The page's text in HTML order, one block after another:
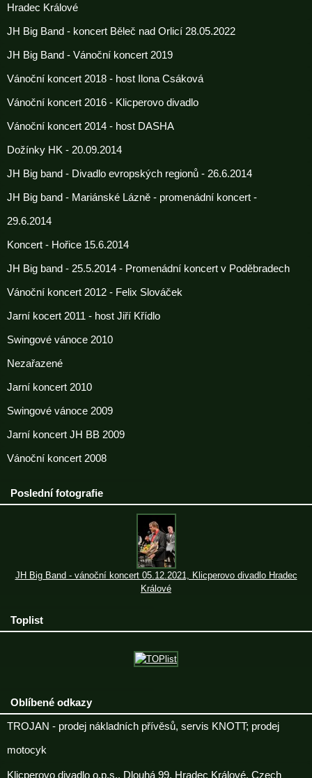
Hradec Králové
JH Big Band - koncert Běleč nad Orlicí 28.05.2022
JH Big Band - Vánoční koncert 2019
Vánoční koncert 2018 - host Ilona Csáková
Vánoční koncert 2016 - Klicperovo divadlo
Vánoční koncert 2014 - host DASHA
Dožínky HK - 20.09.2014
JH Big band - Divadlo evropských regionů - 26.6.2014
JH Big band - Mariánské Lázně - promenádní koncert -
29.6.2014
Koncert - Hořice 15.6.2014
JH Big band - 25.5.2014 - Promenádní koncert v Poděbradech
Vánoční koncert 2012 - Felix Slováček
Jarní kocert 2011 - host Jiří Křídlo
Swingové vánoce 2010
Nezařazené
Jarní koncert 2010
Swingové vánoce 2009
Jarní koncert JH BB 2009
Vánoční koncert 2008
Poslední fotografie
JH Big Band - vánoční koncert 05.12.2021, Klicperovo divadlo Hradec
Králové
Toplist
Oblíbené odkazy
TROJAN - prodej nákladních přívěsů, servis KNOTT; prodej
motocyk
Klicperovo divadlo o.p.s., Dlouhá 99, Hradec Králové, Czech